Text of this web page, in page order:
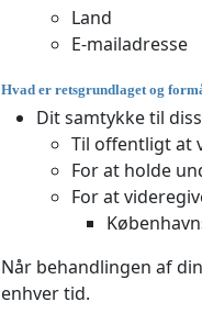
Land
E-mailadresse
Hvad er retsgrundlaget og
Dit samtykke til
Til offentligt at
For at holde
For at
Når behandlingen af
enhver tid.